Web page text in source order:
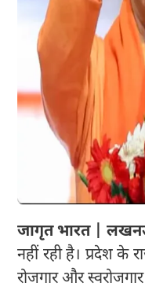
जागृत भारत |
नहीं रही है। प्रदेश के
रोजगार और